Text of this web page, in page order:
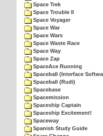
Space Trek
Space Trouble II
Space Voyager
Space War
Space Wars
Space Waste Race
Space Way
Space Zap
SpaceAce Running
Spaceball (Interface
Spaceball (Rudi)
Spacebase
Spacemission
Spaceship Captain
Spaceship Excitement!
Spaceway
Spanish Study Guide